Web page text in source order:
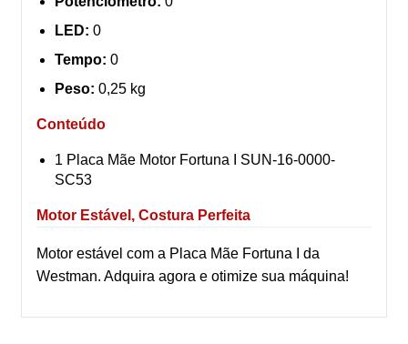
LED: 0
Tempo: 0
Peso: 0,25 kg
Conteúdo
1 Placa Mãe Motor Fortuna I SUN-16-0000-
SC53
Motor Estável, Costura Perfeita
Motor estável com a Placa Mãe Fortuna I da
Westman. Adquira agora e otimize sua máquina!